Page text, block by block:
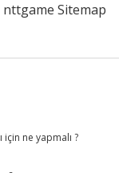
nttgame Sitemap
ne yapmalı ?